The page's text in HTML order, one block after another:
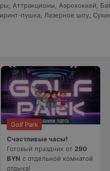
Аттракционы Аэрохоккей
пушка Лазерное шоу
Golf Park
Счастливые часы!
Готовый праздник от 290
BYN с отдельной комнатой
отдыха!